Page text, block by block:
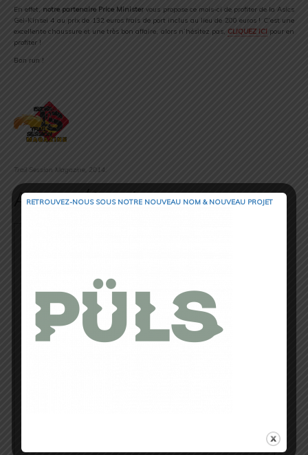
En effet, notre partenaire Price Minister vous propose ce mois-ci de profiter de la Asics
Gel-Kinsei 4 au prix de 132 euros frais de port inclus au lieu de 200 euros ! C’est une
excellente chaussure et une très bon affaire, alors n’hésitez pas, CLIQUEZ ICI pour en
profiter !
Bon run !
Trail Session Magazine, 2014.
Auteur/Autrice
Cédric Masip
▲ Cédric Masip - 42 ans ▲
RETROUVEZ-NOUS SOUS NOTRE NOUVEAU NOM & NOUVEAU PROJET